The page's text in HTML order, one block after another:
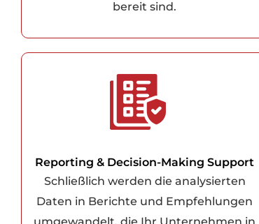
bereit sind.
Reporting & Decision-Making Support
Schließlich werden die analysierten
Daten in Berichte und Empfehlungen